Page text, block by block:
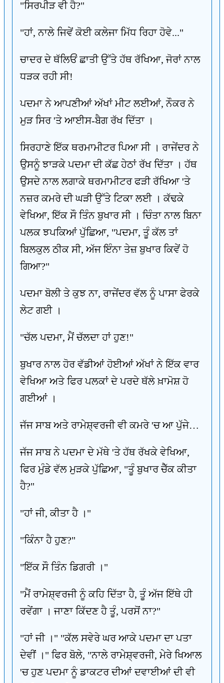
"ਸਿਰਪੀੜ ਵੀ ਹੈ?"
"ਹਾਂ, ਨਾਲੇ ਜਿਵੇਂ ਕੋਈ ਕਲੇਜਾ ਮਿੱਧ ਰਿਹਾ ਹੋਵੇ..."
ਚਾਦਰ ਦੇ ਥੱਲਿਓਂ ਛਾਤੀ ਉੱਤੇ ਹੱਥ ਰੱਖਿਆ, ਜੋਰਾਂ ਨਾਲ
ਧੜਕ ਰਹੀ ਸੀ!
ਪਦਮਾ ਨੇ ਆਪਣੀਆਂ ਅੱਖਾਂ ਮੀਟ ਲਈਆਂ, ਨੌਕਰ ਨੇ
ਮੁੜ ਸਿਰ 'ਤੇ ਆਈਸ-ਬੈਗ ਰੱਖ ਦਿੱਤਾ ।
ਸਿਰਹਾਣੇ ਇੱਕ ਥਰਮਾਮੀਟਰ ਪਿਆ ਸੀ । ਰਾਜੇਂਦਰ ਨੇ
ਉਸਨੂੰ ਝਾੜਕੇ ਪਦਮਾ ਦੀ ਕੱਛ ਹੇਠਾਂ ਰੱਖ ਦਿੱਤਾ । ਹੱਥ
ਉਸਦੇ ਨਾਲ ਲਗਾਕੇ ਥਰਮਾਮੀਟਰ ਫੜੀ ਰੱਖਿਆ 'ਤੇ
ਨਜ਼ਰ ਕਮਰੇ ਦੀ ਘੜੀ ਉੱਤੇ ਟਿਕਾ ਲਈ । ਕੱਢਕੇ
ਵੇਖਿਆ, ਇੱਕ ਸੌ ਤਿੰਨ ਬੁਖਾਰ ਸੀ । ਚਿੰਤਾ ਨਾਲ ਬਿਨਾ
ਪਲਕ ਝਪਕਿਆਂ ਪੁੱਛਿਆ, "ਪਦਮਾ, ਤੂੰ ਕੱਲ ਤਾਂ
ਬਿਲਕੁਲ ਠੀਕ ਸੀ, ਅੱਜ ਇੰਨਾ ਤੇਜ਼ ਬੁਖਾਰ ਕਿਵੇਂ ਹੋ
ਗਿਆ?"
ਪਦਮਾ ਬੋਲੀ ਤੇ ਕੁਝ ਨਾ, ਰਾਜੇਂਦਰ ਵੱਲ ਨੂੰ ਪਾਸਾ ਫੇਰਕੇ
ਲੇਟ ਗਈ ।
"ਚੱਲ ਪਦਮਾ, ਮੈਂ ਚੱਲਦਾ ਹਾਂ ਹੁਣ!"
ਬੁਖਾਰ ਨਾਲ ਹੋਰ ਵੱਡੀਆਂ ਹੋਈਆਂ ਅੱਖਾਂ ਨੇ ਇੱਕ ਵਾਰ
ਵੇਖਿਆ ਅਤੇ ਫਿਰ ਪਲਕਾਂ ਦੇ ਪਰਦੇ ਥੱਲੇ ਖ਼ਾਮੋਸ਼ ਹੋ
ਗਈਆਂ ।
ਜੱਜ ਸਾਬ ਅਤੇ ਰਾਮੇਸ਼੍ਵਰਜੀ ਵੀ ਕਮਰੇ 'ਚ ਆ ਪੁੱਜੇ…
ਜੱਜ ਸਾਬ ਨੇ ਪਦਮਾ ਦੇ ਮੱਥੇ 'ਤੇ ਹੱਥ ਰੱਖਕੇ ਵੇਖਿਆ,
ਫਿਰ ਮੁੰਡੇ ਵੱਲ ਮੁੜਕੇ ਪੁੱਛਿਆ, "ਤੂੰ ਬੁਖਾਰ ਚੈੱਕ ਕੀਤਾ
ਹੈ?"
"ਹਾਂ ਜੀ, ਕੀਤਾ ਹੈ ।"
"ਕਿੰਨਾ ਹੈ ਹੁਣ?"
"ਇੱਕ ਸੌ ਤਿੰਨ ਡਿਗਰੀ ।"
"ਮੈਂ ਰਾਮੇਸ਼੍ਵਰਜੀ ਨੂੰ ਕਹਿ ਦਿੱਤਾ ਹੈ, ਤੂੰ ਅੱਜ ਇੱਥੇ ਹੀ
ਰਵੇਂਗਾ । ਜਾਣਾ ਕਿੱਦਣ ਹੈ ਤੂੰ, ਪਰਸੋਂ ਨਾ?"
"ਹਾਂ ਜੀ ।" "ਕੱਲ ਸਵੇਰੇ ਘਰ ਆਕੇ ਪਦਮਾ ਦਾ ਪਤਾ
ਦੇਵੀਂ ।" ਫਿਰ ਬੋਲੇ, "ਨਾਲੇ ਰਾਮੇਸ਼੍ਵਰਜੀ, ਮੇਰੇ ਖਿਆਲ
'ਚ ਹੁਣ ਪਦਮਾ ਨੂੰ ਡਾਕਟਰ ਦੀਆਂ ਦਵਾਈਆਂ ਦੀ ਵੀ